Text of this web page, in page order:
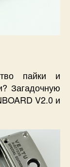
пайки и
Загадочную
V2.0 и